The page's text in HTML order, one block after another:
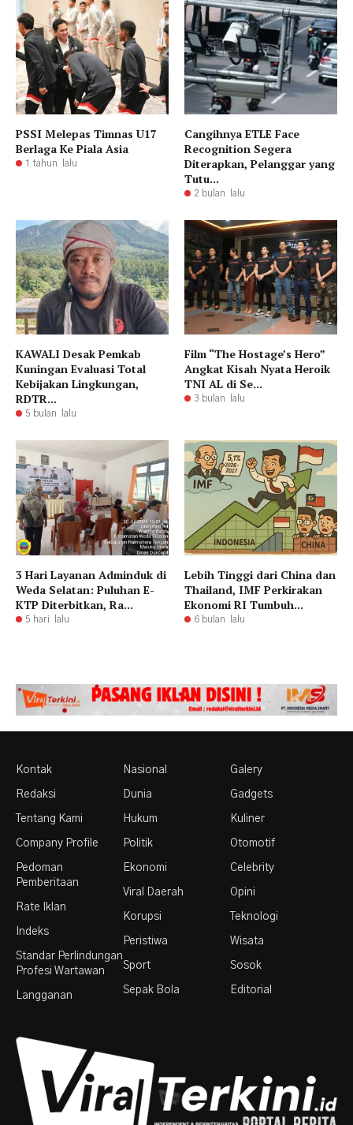
PSSI Melepas Timnas U17
Berlaga Ke Piala Asia
1 tahun lalu
Cangihnya ETLE Face
Recognition Segera
Diterapkan, Pelanggar yang
Tutu...
2 bulan lalu
KAWALI Desak Pemkab
Kuningan Evaluasi Total
Kebijakan Lingkungan,
RDTR...
5 bulan lalu
Film “The Hostage’s Hero”
Angkat Kisah Nyata Heroik
TNI AL di Se...
3 bulan lalu
3 Hari Layanan Adminduk di
Weda Selatan: Puluhan E-
KTP Diterbitkan, Ra...
5 hari lalu
Lebih Tinggi dari China dan
Thailand, IMF Perkirakan
Ekonomi RI Tumbuh...
6 bulan lalu
Kontak
Redaksi
Tentang Kami
Company Profile
Pedoman
Pemberitaan
Rate Iklan
Indeks
Standar Perlindungan
Profesi Wartawan
Langganan
Nasional
Dunia
Hukum
Politik
Ekonomi
Viral Daerah
Korupsi
Peristiwa
Sport
Sepak Bola
Galery
Gadgets
Kuliner
Otomotif
Celebrity
Opini
Teknologi
Wisata
Sosok
Editorial